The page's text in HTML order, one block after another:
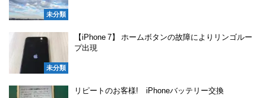
未分類
未分類
【iPhone 7】 ホームボタンの故障によりリンゴルー
プ出現
リピートのお客様! iPhoneバッテリー交換